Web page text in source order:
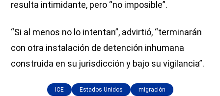
resulta intimidante, pero “no imposible”.
“Si al menos no lo intentan”, advirtió, “terminarán
con otra instalación de detención inhumana
construida en su jurisdicción y bajo su vigilancia”.
ICE Estados Unidos migración